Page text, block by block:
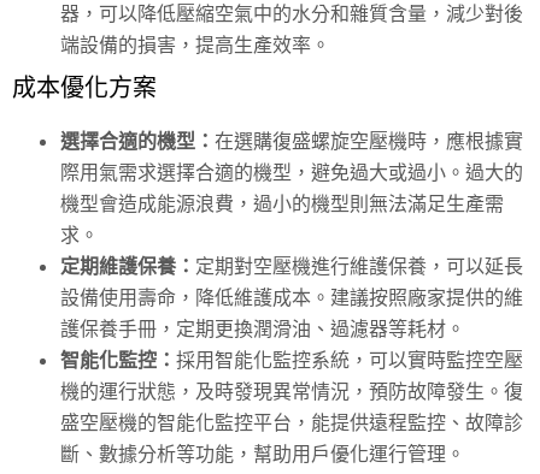
器，可以降低壓縮空氣中的水分和雜質含量，減少對後
端設備的損害，提高生產效率。
成本優化方案
選擇合適的機型： 在選購復盛螺旋空壓機時，應根據實
際用氣需求選擇合適的機型，避免過大或過小。過大的
機型會造成能源浪費，過小的機型則無法滿足生產需
求。
定期維護保養： 定期對空壓機進行維護保養，可以延長
設備使用壽命，降低維護成本。建議按照廠家提供的維
護保養手冊，定期更換潤滑油、過濾器等耗材。
智能化監控： 採用智能化監控系統，可以實時監控空壓
機的運行狀態，及時發現異常情況，預防故障發生。復
盛空壓機的智能化監控平台，能提供遠程監控、故障診
斷、數據分析等功能，幫助用戶優化運行管理。